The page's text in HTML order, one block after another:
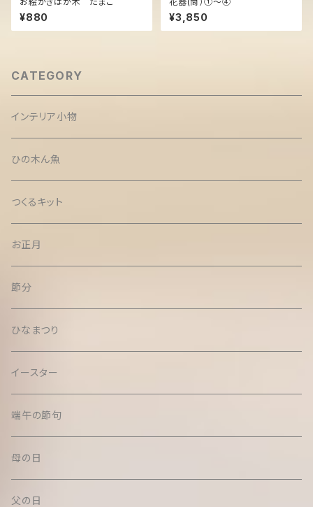
¥880 ¥3,850
CATEGORY
インテリア小物
ひの木ん魚
つくるキット
お正月
節分
ひなまつり
イースター
端午の節句
母の日
父の日